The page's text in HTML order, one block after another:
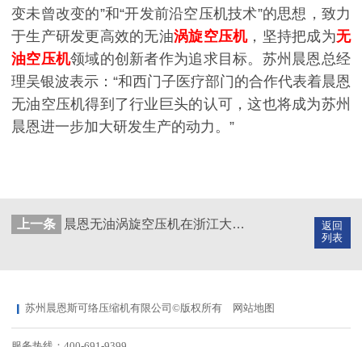
变未曾改变的”和“开发前沿空压机技术”的思想，致力
于生产研发更高效的无油涡旋空压机，坚持把成为无
油空压机领域的创新者作为追求目标。苏州晨恩总经
理吴银波表示：“和西门子医疗部门的合作代表着晨恩
无油空压机得到了行业巨头的认可，这也将成为苏州
晨恩进一步加大研发生产的动力。”
返回
列表
上一条 晨恩无油涡旋空压机在浙江大学中的应用
苏州晨恩斯可络压缩机有限公司©版权所有 网站地图